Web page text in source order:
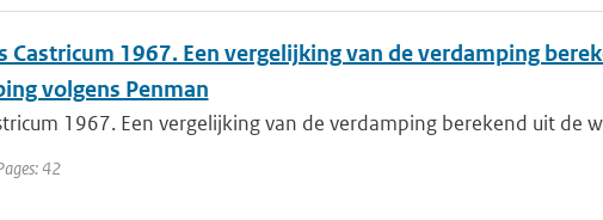
1967. Een vergelijking van de verdamping
volgens Penman
1967. Een vergelijking van de verdamping berekend uit de
42